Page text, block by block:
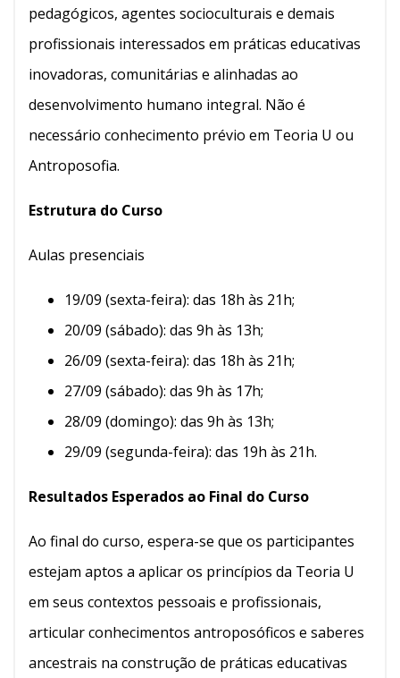
pedagógicos, agentes socioculturais e demais
profissionais interessados em práticas educativas
inovadoras, comunitárias e alinhadas ao
desenvolvimento humano integral. Não é
necessário conhecimento prévio em Teoria U ou
Antroposofia.
Estrutura do Curso
Aulas presenciais
19/09 (sexta-feira): das 18h às 21h;
20/09 (sábado): das 9h às 13h;
26/09 (sexta-feira): das 18h às 21h;
27/09 (sábado): das 9h às 17h;
28/09 (domingo): das 9h às 13h;
29/09 (segunda-feira): das 19h às 21h.
Resultados Esperados ao Final do Curso
Ao final do curso, espera-se que os participantes
estejam aptos a aplicar os princípios da Teoria U
em seus contextos pessoais e profissionais,
articular conhecimentos antroposóficos e saberes
ancestrais na construção de práticas educativas